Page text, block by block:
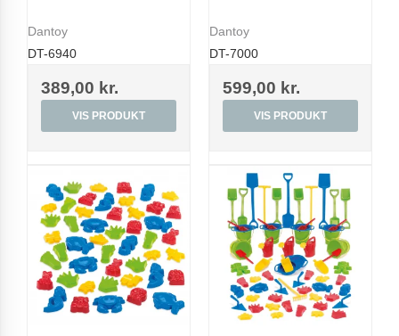
Dantoy
DT-6940
389,00 kr.
VIS PRODUKT
Dantoy
DT-7000
599,00 kr.
VIS PRODUKT